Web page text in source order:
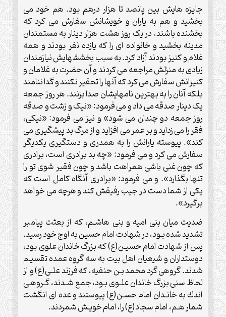
جایزه هایش بین پانصد تا هزار درهم بود. هم خود می
بخشید و هم به یاران و خویشانش سفارش می کرد که
بخشنده باشند، در یک روز هشت هزار دینار به مستمندان
مدینه بخشید و خانواده ای را که یازده نفر بودند و همه
غلام و کنیز بودند آزاد کرد. به سبب بخششهایش نیازمندان
زیادی به منزلش مراجعه می کردند و آن حضرت به غلامان و
کنیزانش سفارش می کرد که آنها را تحقیر نکنند و گدا ننامند
بلکه آنان را به بهترین نامهایشان صدا بزنند. هر روز جمعه
یک دینار صدقه می داد و می فرمود: «نیک و زشت و صدقه
روز جمعه دو چندان می شود» و نیز می فرمود: «نیکی،
فقر را می زداید و بر عمر می افزاید و از مرگ بد پیشگیری می
کند». پیوسته یارانش را به همدری و دستگیری یکدیگر
سفارش می کرد و می فرمود: «چه بد برادری است، برادری
که چون غنی باشی همراهت باشد و چون فقیر شوی تو را
تنها بگذارد». و می فرمود: «برادری آنگاه کامل است که
یکی از شما دست در جیب رفیقش کند و هرچه می خواهد
برگیرد».
ضديت ميان بنى اميه و بنى هاشـم، كه از بعثت پيامبر
تشديد شده بـود، در شهادت امام حسين به اوج خود رسيد.
پس از شهادت امام حسيـن(ع) كه بزرگ خاندان علوى بود،
دوستداران و شيعيان اهل بيت به سه گروه عمده تقسيـم
شدند. گروهى گرد محمد بـن حنفيه، كه فرزند علـى(ع) و از
لحاظ سنى بزرگ خاندان علـوى بـود، جمع شـدند، گـروهـى
اندك به خانـدان امام حسـن(ع) پيوستند و عده اى انگشت
شمار هـم، امام سجاد(ع) را، امام خويـش شمردند.